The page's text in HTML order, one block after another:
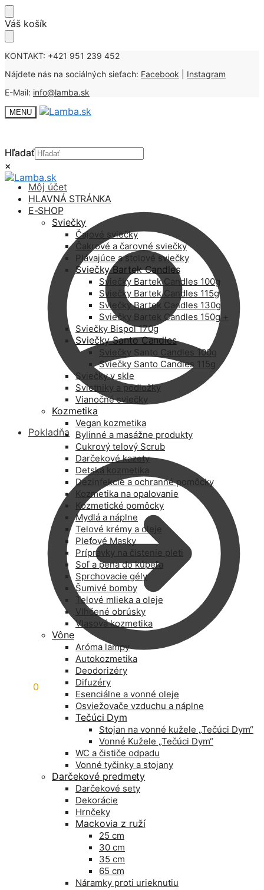
Skip
to
Skip
to
Váš košík
KONTAKT: +421 951 239 452
Nájdete nás na sociálných sieťach: Facebook
Instagram
E-Mail: info@lamba.sk
MENU
Hľadať
×
Môj účet
Pokladňa
0
Hľadať
×
HLAVNÁ STRÁNKA
E-SHOP
Sviečky
Čajové sviečky
Čakrové a čarovné sviečky
Plávajúce a stolové sviečky
Sviečky Bartek Candles
Sviečky Bartek Candles 100g
Sviečky Bartek Candles 115g
Sviečky Bartek Candles 130g
Sviečky Bartek Candles 150g +
Sviečky Bispol 170g
Sviečky Santo Candles
Sviečky Santo Candles 100g
Sviečky Santo Candles 115g
Sviečky v skle
Svietniky a podložky
Vianočné sviečky
Kozmetika
Vegan kozmetika
Bylinné a masážne produkty
Cukrový telový Scrub
Darčekové kazety
Detská kozmetika
Dezinfekcie a ochranné pomôcky
Kozmetika na opalovanie
Kozmetické pomôcky
Mydlá a náplne
Telové krémy a oleje
Pleťové Masky
Prípravky na čistenie pleti
Soľ a pena do kúpeľa
Sprchovacie gély
Šumivé bomby
Telové mlieka a oleje
Vlhčené obrúsky
Vlasová kozmetika
Vône
Aróma lampy
Autokozmetika
Deodorizéry
Difuzéry
Esenciálne a vonné oleje
Osviežovače vzduchu a náplne
Tečúci Dym
Stojan na vonné kužele „Tečúci Dym“
Vonné Kužele „Tečúci Dym“
WC a čističe odpadu
Vonné tyčinky a stojany
Darčekové predmety
Darčekové sety
Dekorácie
Hrnčeky
Mackovia z ruží
25 cm
30 cm
35 cm
65 cm
Náramky proti urieknutiu